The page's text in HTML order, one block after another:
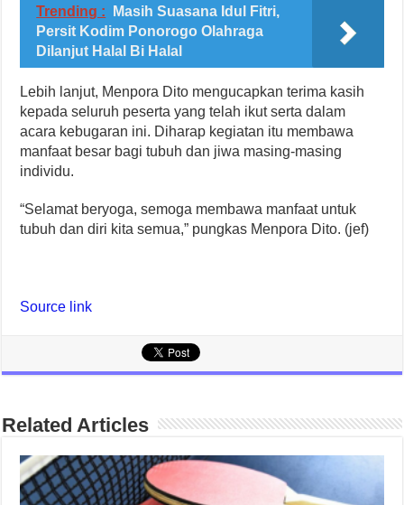
Trending :
Masih Suasana Idul Fitri,
Persit Kodim Ponorogo Olahraga
Dilanjut Halal Bi Halal
Lebih lanjut, Menpora Dito mengucapkan terima kasih
kepada seluruh peserta yang telah ikut serta dalam
acara kebugaran ini. Diharap kegiatan itu membawa
manfaat besar bagi tubuh dan jiwa masing-masing
individu.
“Selamat beryoga, semoga membawa manfaat untuk
tubuh dan diri kita semua,” pungkas Menpora Dito. (jef)
Source link
Related Articles